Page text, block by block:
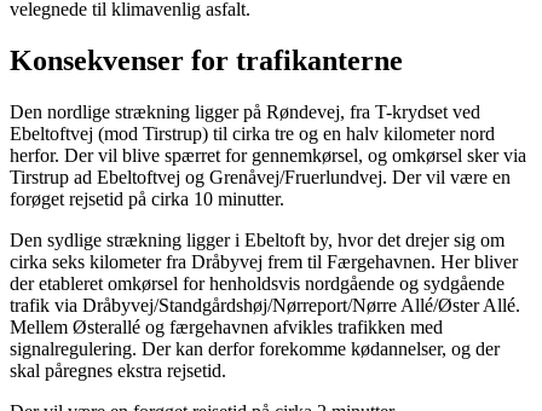
velegnede til klimavenlig asfalt.
Konsekvenser for trafikanterne
Den nordlige strækning ligger på Røndevej, fra T-krydset ved
Ebeltoftvej (mod Tirstrup) til cirka tre og en halv kilometer nord
herfor. Der vil blive spærret for gennemkørsel, og omkørsel sker via
Tirstrup ad Ebeltoftvej og Grenåvej/Fruerlundvej. Der vil være en
forøget rejsetid på cirka 10 minutter.
Den sydlige strækning ligger i Ebeltoft by, hvor det drejer sig om
cirka seks kilometer fra Dråbyvej frem til Færgehavnen. Her bliver
der etableret omkørsel for henholdsvis nordgående og sydgående
trafik via Dråbyvej/Standgårdshøj/Nørreport/Nørre Allé/Øster Allé.
Mellem Østerallé og færgehavnen afvikles trafikken med
signalregulering. Der kan derfor forekomme kødannelser, og der
skal påregnes ekstra rejsetid.